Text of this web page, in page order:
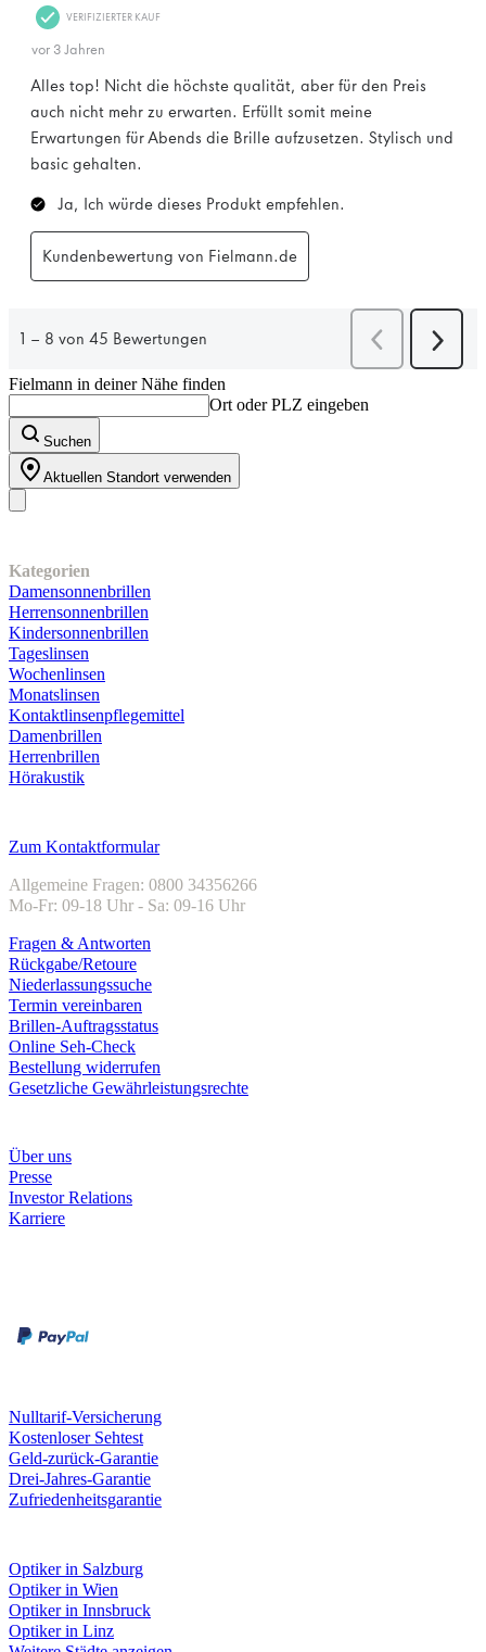
Fielmann in deiner Nähe finden
Ort oder PLZ eingeben
Suchen
Aktuellen Standort verwenden
Kategorien
Damensonnenbrillen
Herrensonnenbrillen
Kindersonnenbrillen
Tageslinsen
Wochenlinsen
Monatslinsen
Kontaktlinsenpflegemittel
Damenbrillen
Herrenbrillen
Hörakustik
Zum Kontaktformular
Allgemeine Fragen: 0800 34356266
Mo-Fr: 09-18 Uhr - Sa: 09-16 Uhr
Fragen & Antworten
Rückgabe/Retoure
Niederlassungssuche
Termin vereinbaren
Brillen-Auftragsstatus
Online Seh-Check
Bestellung widerrufen
Gesetzliche Gewährleistungsrechte
Über uns
Presse
Investor Relations
Karriere
Nulltarif-Versicherung
Kostenloser Sehtest
Geld-zurück-Garantie
Drei-Jahres-Garantie
Zufriedenheitsgarantie
Optiker in Salzburg
Optiker in Wien
Optiker in Innsbruck
Optiker in Linz